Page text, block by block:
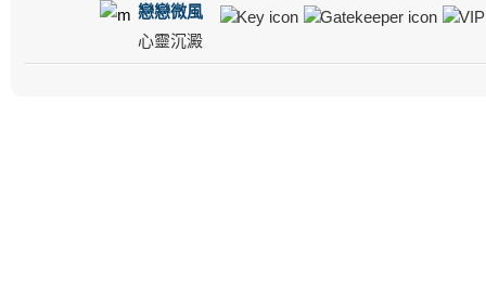
戀戀微風
心靈沉澱